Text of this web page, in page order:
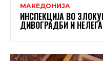
МАКЕДОНИЈА
ИНСПЕКЦИЈА ВО
ДИВОГРАДБИ И